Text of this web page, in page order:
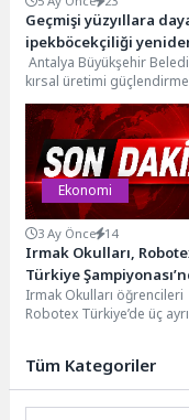
Geçmişi yüzyıllara
ipekböcekçiliği
canlandırılıyor
Antalya Büyükşehir
kırsal üretimi
unutulmaya yüz tutan
üretim alanlarını yeniden
canlandırmak...
Ekonomi
3 Ay Önce 14
Irmak Okulları,
Türkiye
Türkiye Birinciliği
Irmak Okulları öğrencileri
Robotex Türkiye’de üç ayrı
Tüm Kategoriler